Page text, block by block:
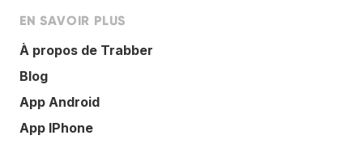
EN SAVOIR PLUS
À propos de Trabber
Blog
App Android
App IPhone